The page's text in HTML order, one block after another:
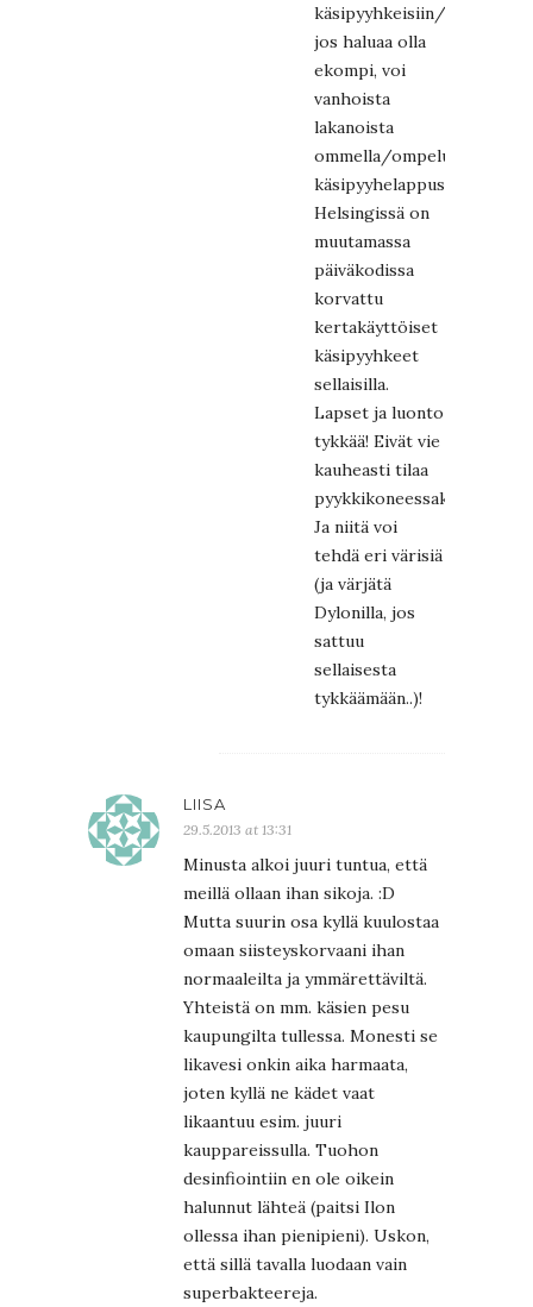
käsipyyhkeisiin/
jos haluaa olla
ekompi, voi
vanhoista
lakanoista
ommella/ompeluttaa
käsipyyhelappusia.
Helsingissä on
muutamassa
päiväkodissa
korvattu
kertakäyttöiset
käsipyyhkeet
sellaisilla.
Lapset ja luonto
tykkää! Eivät vie
kauheasti tilaa
pyykkikoneessakaan.
Ja niitä voi
tehdä eri värisiä
(ja värjätä
Dylonilla, jos
sattuu
sellaisesta
tykkäämään..)!
LIISA
29.5.2013 at 13:31
Minusta alkoi juuri tuntua, että
meillä ollaan ihan sikoja. :D
Mutta suurin osa kyllä kuulostaa
omaan siisteyskorvaani ihan
normaaleilta ja ymmärettäviltä.
Yhteistä on mm. käsien pesu
kaupungilta tullessa. Monesti se
likavesi onkin aika harmaata,
joten kyllä ne kädet vaat
likaantuu esim. juuri
kauppareissulla. Tuohon
desinfiointiin en ole oikein
halunnut lähteä (paitsi Ilon
ollessa ihan pienipieni). Uskon,
että sillä tavalla luodaan vain
superbakteereja.